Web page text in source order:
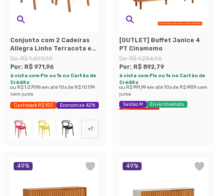
Conjunto com 2 Cadeiras
Allegra Linho Terracota e
Madeira
De:R$ 1.699,99
Por: R$ 971,96
à vista com Pix ou 1x no Cartão de
Crédito
ou R$ 1.079,96 em até10x de R$ 107,99
sem juros
Cashback R$ 150 Economize 42%
+7
[OUTLET] Buffet Janice 4
PT Cinamomo
De:R$ 1.254,96
Por: R$ 892,79
à vista com Pix ou 1x no Cartão de
Crédito
ou R$ 991,99 em até10x de R$ 99,19 sem
juros
Saldão M
Envio Imediato
Últimas peças
49% 49%